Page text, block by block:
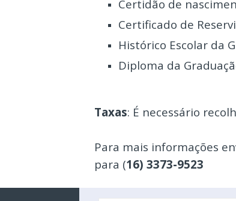
Certidão de
Certificado de
Histórico Escolar da
Diploma da
Taxas: É necessário
Para mais informações
para (16) 3373-9523